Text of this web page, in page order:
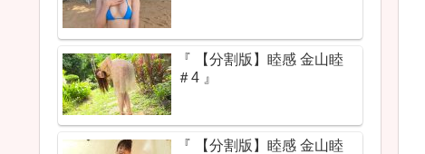
『 【分割版】睦感 金山睦
＃4 』
『 【分割版】睦感 金山睦